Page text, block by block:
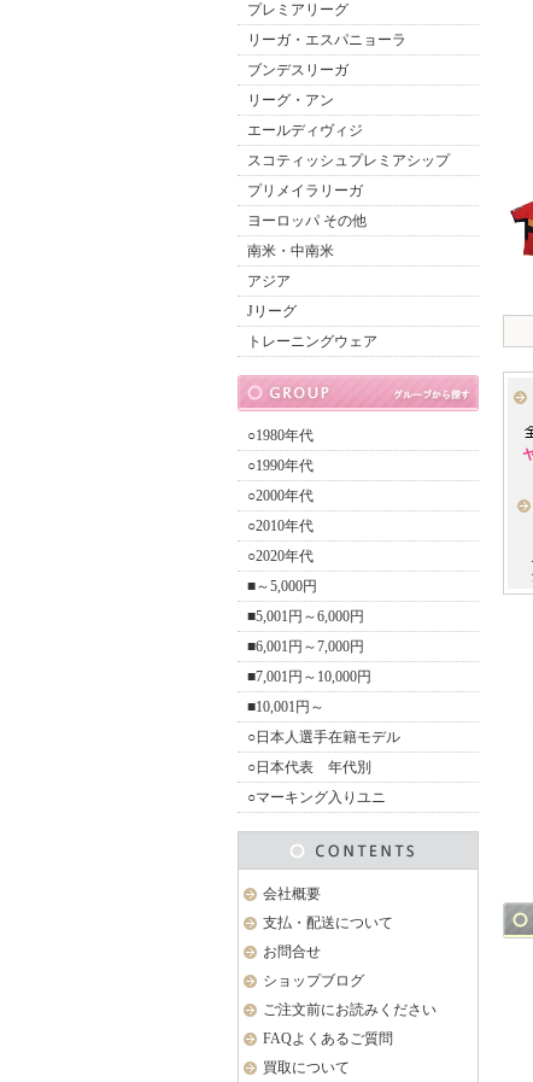
プレミアリーグ
リーガ・エスパニョーラ
ブンデスリーガ
リーグ・アン
エールディヴィジ
スコティッシュプレミアシップ
プリメイラリーガ
ヨーロッパ その他
南米・中南米
アジア
Jリーグ
トレーニングウェア
○1980年代
○1990年代
○2000年代
○2010年代
○2020年代
■～5,000円
■5,001円～6,000円
■6,001円～7,000円
■7,001円～10,000円
■10,001円～
○日本人選手在籍モデル
○日本代表 年代別
○マーキング入りユニ
会社概要
支払・配送について
お問合せ
ショップブログ
ご注文前にお読みください
FAQよくあるご質問
買取について